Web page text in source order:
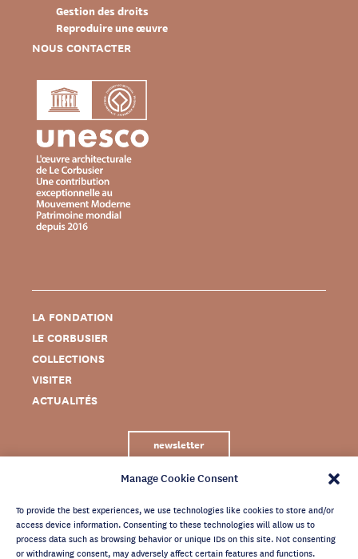
Manage Cookie Consent
To provide the best experiences, we use technologies like cookies to store and/or
access device information. Consenting to these technologies will allow us to
process data such as browsing behavior or unique IDs on this site. Not consenting
or withdrawing consent, may adversely affect certain features and functions.
Gestion des droits
Reproduire une œuvre
NOUS CONTACTER
LA FONDATION
LE CORBUSIER
COLLECTIONS
VISITER
ACTUALITÉS
newsletter